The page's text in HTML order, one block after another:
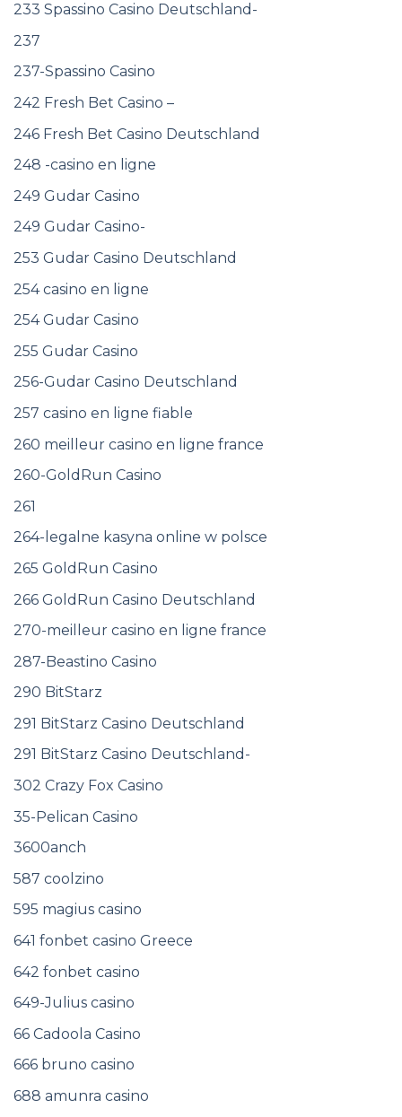
233 Spassino Casino Deutschland-
237
237-Spassino Casino
242 Fresh Bet Casino –
246 Fresh Bet Casino Deutschland
248 -casino en ligne
249 Gudar Casino
249 Gudar Casino-
253 Gudar Casino Deutschland
254 casino en ligne
254 Gudar Casino
255 Gudar Casino
256-Gudar Casino Deutschland
257 casino en ligne fiable
260 meilleur casino en ligne france
260-GoldRun Casino
261
264-legalne kasyna online w polsce
265 GoldRun Casino
266 GoldRun Casino Deutschland
270-meilleur casino en ligne france
287-Beastino Casino
290 BitStarz
291 BitStarz Casino Deutschland
291 BitStarz Casino Deutschland-
302 Crazy Fox Casino
35-Pelican Casino
3600anch
587 coolzino
595 magius casino
641 fonbet casino Greece
642 fonbet casino
649-Julius casino
66 Cadoola Casino
666 bruno casino
688 amunra casino